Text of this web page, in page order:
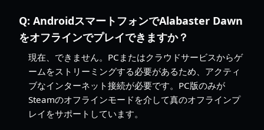
Q: AndroidスマートフォンでAlabaster Dawn
をオフラインでプレイできますか？
現在、できません。PCまたはクラウドサービスからゲ
ームをストリーミングする必要があるため、アクティ
ブなインターネット接続が必要です。PC版のみが
Steamのオフラインモードを介して真のオフラインプ
レイをサポートしています。